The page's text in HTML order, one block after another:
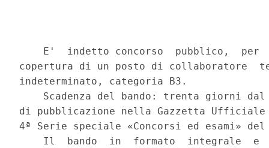
E'  indetto concorso  pubblico,  per
copertura di un posto di collaboratore
indeterminato, categoria B3.
Scadenza del bando: trenta giorni
di pubblicazione nella Gazzetta
4ª Serie speciale «Concorsi ed esami»
Il  bando  in  formato  integrale  e